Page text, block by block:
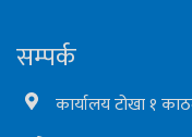
सम्पर्क
कार्यालय टोखा १